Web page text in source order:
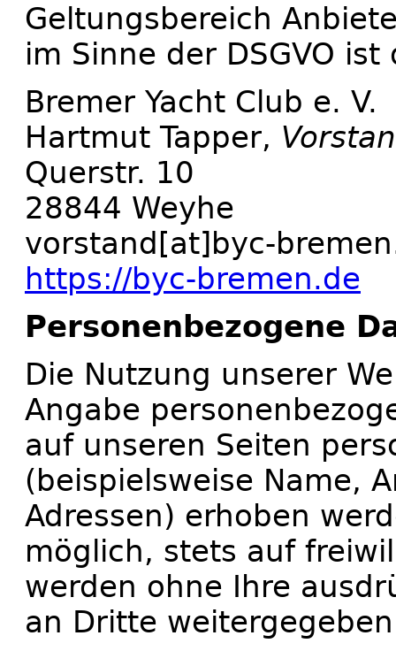
Geltungsbereich
im Sinne der DSGVO ist
Bremer Yacht Club e. V.
Hartmut Tapper,
Querstr. 10
28844 Weyhe
vorstand[at]byc-
https://byc-bremen.de
Personenbezogene
Die Nutzung unserer
Angabe
auf unseren Seiten
(beispielsweise Name,
Adressen) erhoben
möglich, stets auf
werden ohne Ihre
an Dritte